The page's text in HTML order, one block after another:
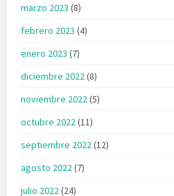
marzo 2023 (8)
febrero 2023 (4)
enero 2023 (7)
diciembre 2022(8)
noviembre 2022(5)
octubre 2022(11)
septiembre 2022(12)
agosto 2022(7)
julio 2022(24)